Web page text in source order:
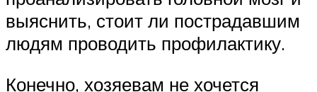
выяснить, стоит ли пострадавшим
людям проводить профилактику.
Конечно, хозяевам не хочется